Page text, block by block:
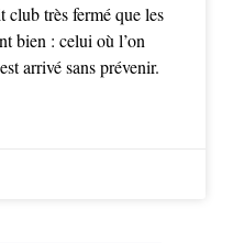
très fermé que les
bien : celui où l’on
arrivé sans prévenir.